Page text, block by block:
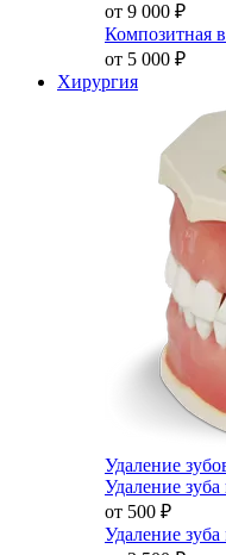
от 9 000 ₽
Композитная
от 5 000 ₽
Хирургия
Удаление
Удаление зуба
от 500 ₽
Удаление зуба